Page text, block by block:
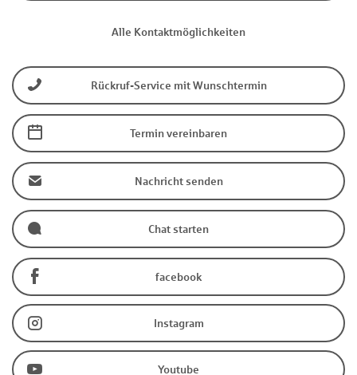
Alle Kontaktmöglichkeiten
Rückruf-Service mit Wunschtermin
Termin vereinbaren
Nachricht senden
Chat starten
facebook
Instagram
Youtube